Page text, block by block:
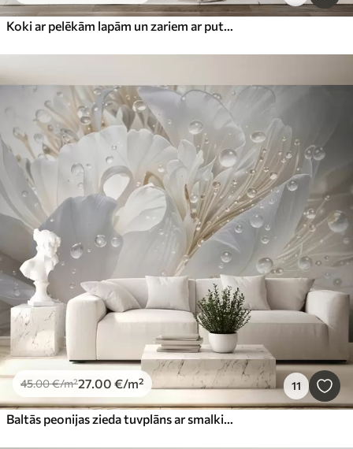
Koki ar pelēkām lapām un zariem ar putniem, kas lido debesīs, balts fons
45.00€/m²27.00 €/m² 11
Baltās peonijas zieda tuvplāns ar smalkiem ziedlapiņām un ūdens pilieniem